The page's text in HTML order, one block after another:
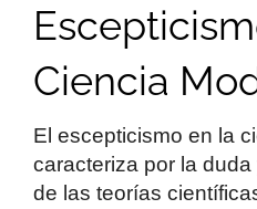
Ciencia
El escepticismo en la
caracteriza por la
de las teorías